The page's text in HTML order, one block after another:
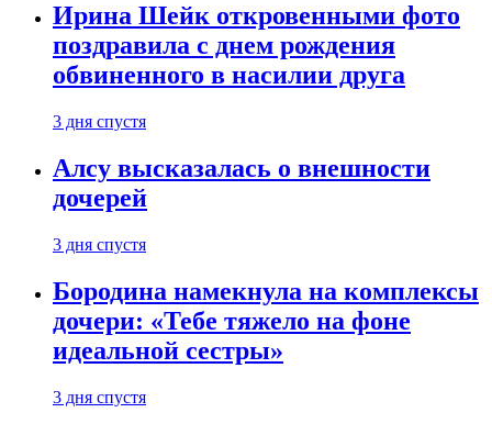
Ирина Шейк откровенными фото
поздравила с днем рождения
обвиненного в насилии друга
3 дня спустя
Алсу высказалась о внешности
дочерей
3 дня спустя
Бородина намекнула на комплексы
дочери: «Тебе тяжело на фоне
идеальной сестры»
3 дня спустя